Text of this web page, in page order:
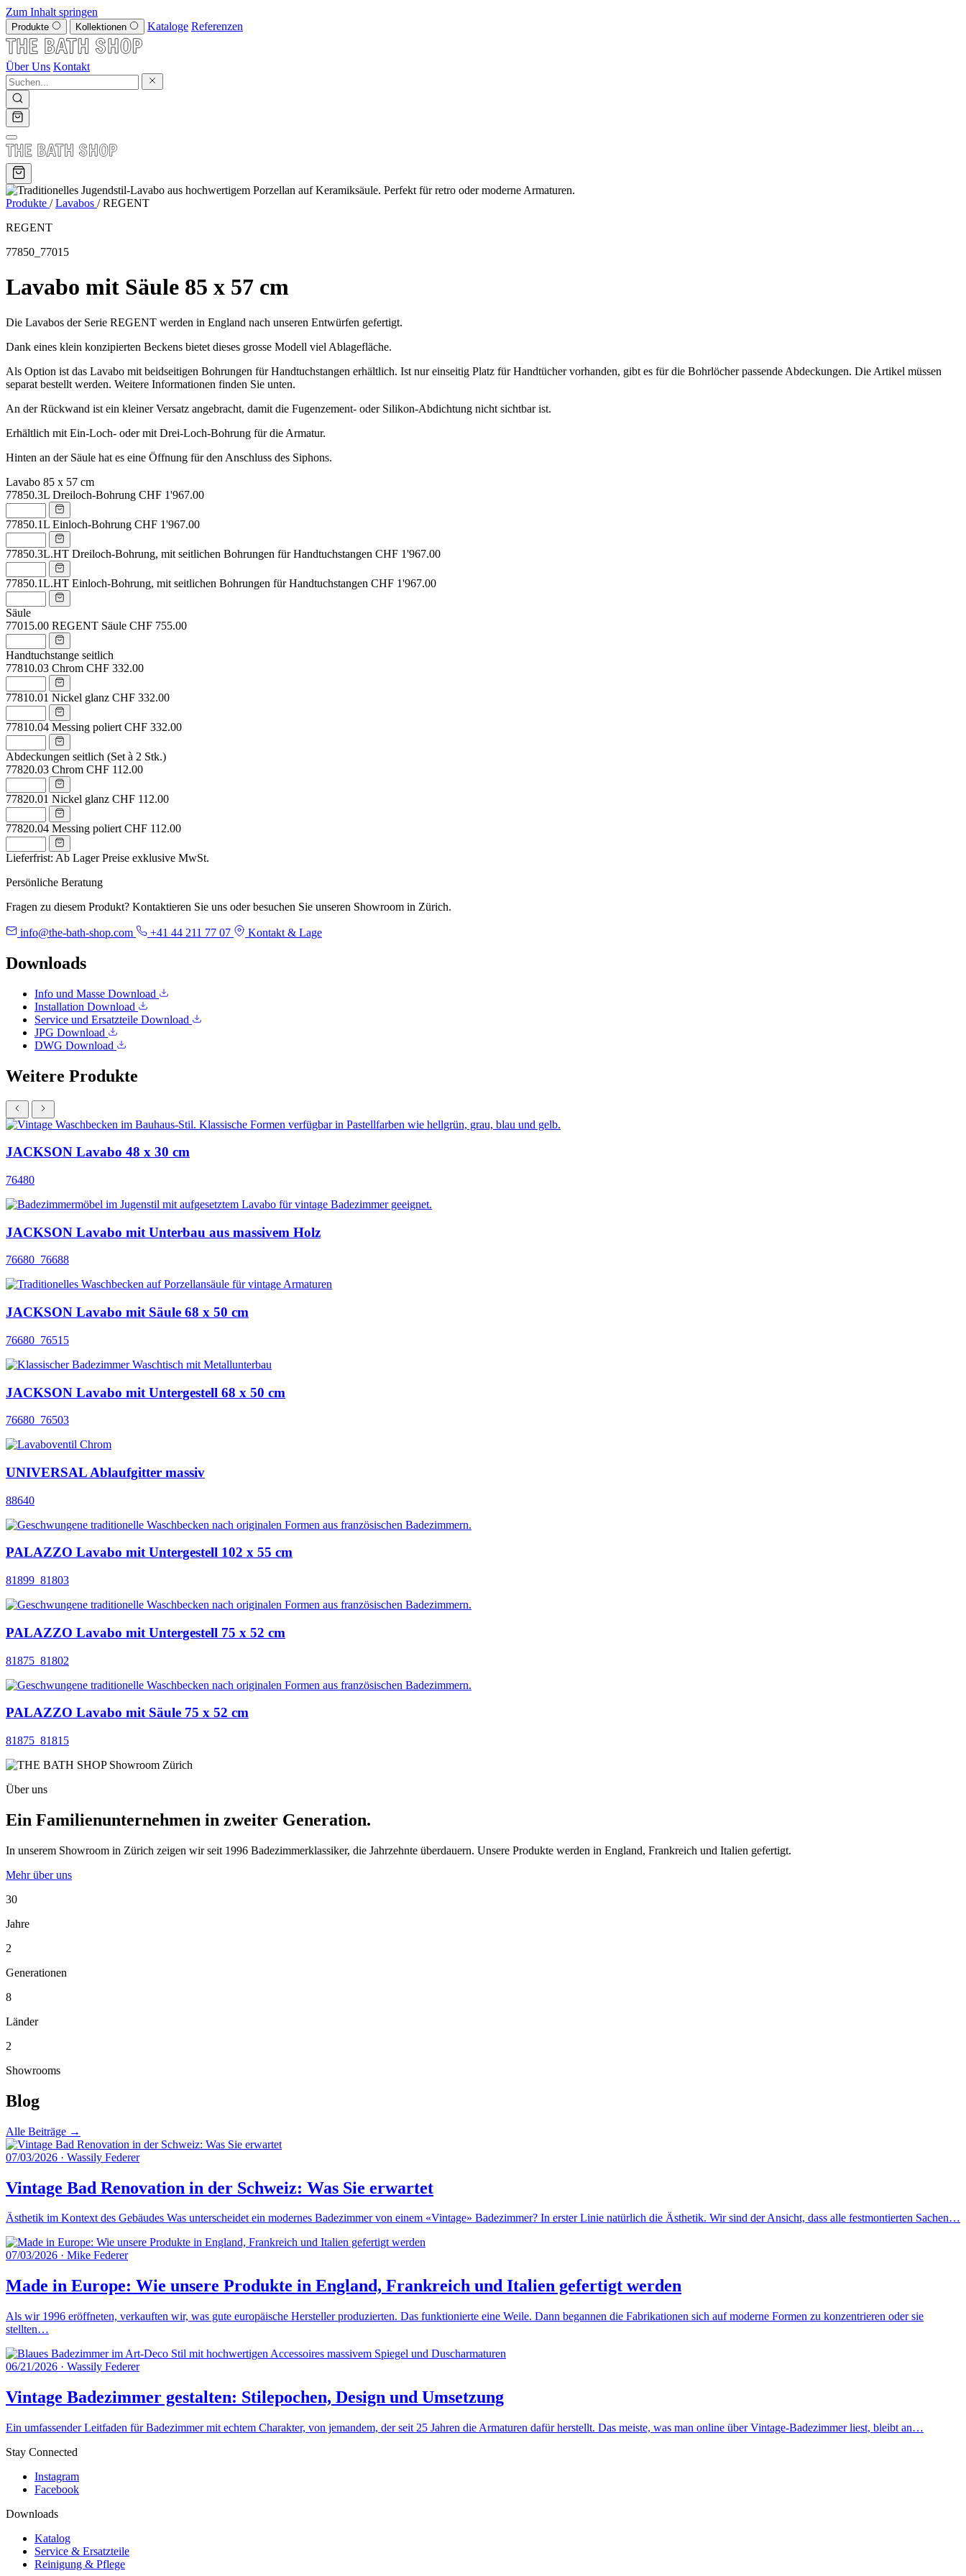
Zum Inhalt springen
Produkte Kollektionen Kataloge Referenzen
Über Uns Kontakt
Produkte / Lavabos / REGENT
REGENT
77850_77015
Lavabo mit Säule 85 x 57 cm
Die Lavabos der Serie REGENT werden in England nach unseren Entwürfen gefertigt.
Dank eines klein konzipierten Beckens bietet dieses grosse Modell viel Ablagefläche.
Als Option ist das Lavabo mit beidseitigen Bohrungen für Handtuchstangen erhältlich. Ist nur einseitig Platz für Handtücher vorhanden, gibt es für die Bohrlöcher passende Abdeckungen. Die Artikel müssen
separat bestellt werden. Weitere Informationen finden Sie unten.
An der Rückwand ist ein kleiner Versatz angebracht, damit die Fugenzement- oder Silikon-Abdichtung nicht sichtbar ist.
Erhältlich mit Ein-Loch- oder mit Drei-Loch-Bohrung für die Armatur.
Hinten an der Säule hat es eine Öffnung für den Anschluss des Siphons.
Lavabo 85 x 57 cm
77850.3L Dreiloch-Bohrung CHF 1'967.00
77850.1L Einloch-Bohrung CHF 1'967.00
77850.3L.HT Dreiloch-Bohrung, mit seitlichen Bohrungen für Handtuchstangen CHF 1'967.00
77850.1L.HT Einloch-Bohrung, mit seitlichen Bohrungen für Handtuchstangen CHF 1'967.00
Säule
77015.00 REGENT Säule CHF 755.00
Handtuchstange seitlich
77810.03 Chrom CHF 332.00
77810.01 Nickel glanz CHF 332.00
77810.04 Messing poliert CHF 332.00
Abdeckungen seitlich (Set à 2 Stk.)
77820.03 Chrom CHF 112.00
77820.01 Nickel glanz CHF 112.00
77820.04 Messing poliert CHF 112.00
Lieferfrist: Ab Lager Preise exklusive MwSt.
Persönliche Beratung
Fragen zu diesem Produkt? Kontaktieren Sie uns oder besuchen Sie unseren Showroom in Zürich.
info@the-bath-shop.com +41 44 211 77 07 Kontakt & Lage
Downloads
Info und Masse Download
Installation Download
Service und Ersatzteile Download
JPG Download
DWG Download
Weitere Produkte
JACKSON Lavabo 48 x 30 cm
76480
JACKSON Lavabo mit Unterbau aus massivem Holz
76680_76688
JACKSON Lavabo mit Säule 68 x 50 cm
76680_76515
JACKSON Lavabo mit Untergestell 68 x 50 cm
76680_76503
UNIVERSAL Ablaufgitter massiv
88640
PALAZZO Lavabo mit Untergestell 102 x 55 cm
81899_81803
PALAZZO Lavabo mit Untergestell 75 x 52 cm
81875_81802
PALAZZO Lavabo mit Säule 75 x 52 cm
81875_81815
Über uns
Ein Familienunternehmen in zweiter Generation.
In unserem Showroom in Zürich zeigen wir seit 1996 Badezimmerklassiker, die Jahrzehnte überdauern. Unsere Produkte werden in England, Frankreich und Italien gefertigt.
Mehr über uns
30
Jahre
2
Generationen
8
Länder
2
Showrooms
Blog
Alle Beiträge →
07/03/2026 · Wassily Federer
Vintage Bad Renovation in der Schweiz: Was Sie erwartet
Ästhetik im Kontext des Gebäudes Was unterscheidet ein modernes Badezimmer von einem «Vintage» Badezimmer? In erster Linie natürlich die Ästhetik. Wir sind der Ansicht, dass alle festmontierten Sachen…
07/03/2026 · Mike Federer
Made in Europe: Wie unsere Produkte in England, Frankreich und Italien gefertigt werden
Als wir 1996 eröffneten, verkauften wir, was gute europäische Hersteller produzierten. Das funktionierte eine Weile. Dann begannen die Fabrikationen sich auf moderne Formen zu konzentrieren oder sie
stellten…
06/21/2026 · Wassily Federer
Vintage Badezimmer gestalten: Stilepochen, Design und Umsetzung
Ein umfassender Leitfaden für Badezimmer mit echtem Charakter, von jemandem, der seit 25 Jahren die Armaturen dafür herstellt. Das meiste, was man online über Vintage-Badezimmer liest, bleibt an…
Stay Connected
Instagram
Facebook
Downloads
Katalog
Service & Ersatzteile
Reinigung & Pflege